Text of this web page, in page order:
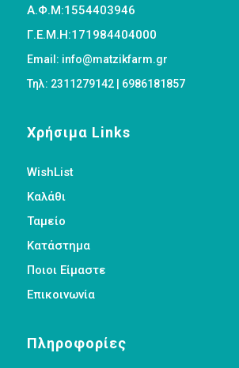
Α.Φ.Μ:1554403946
Γ.Ε.Μ.Η:171984404000
Email: info@matzikfarm.gr
Τηλ: 2311279142 | 6986181857
Χρήσιμα Links
WishList
Καλάθι
Ταμείο
Κατάστημα
Ποιοι Είμαστε
Επικοινωνία
Πληροφορίες